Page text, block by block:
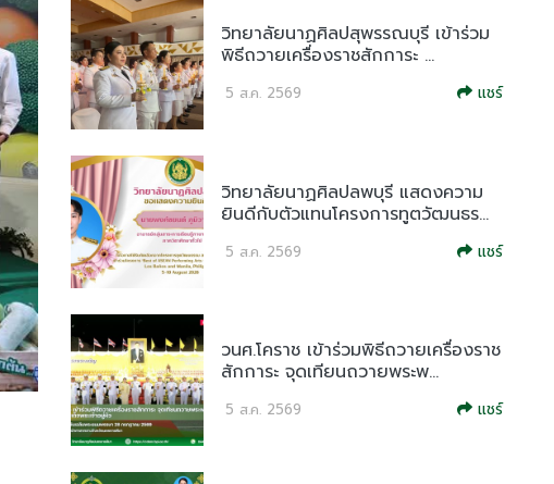
วิทยาลัยนาฏศิลปสุพรรณบุรี เข้าร่วม
พิธีถวายเครื่องราชสักการะ ...
5 ส.ค. 2569 แชร์
วิทยาลัยนาฏศิลปลพบุรี แสดงความ
ยินดีกับตัวแทนโครงการทูตวัฒนธร...
5 ส.ค. 2569 แชร์
วนศ.โคราช เข้าร่วมพิธีถวายเครื่องราช
สักการะ จุดเทียนถวายพระพ...
5 ส.ค. 2569 แชร์